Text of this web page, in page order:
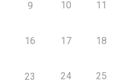
9 10 11
16 17 18
23 24 25